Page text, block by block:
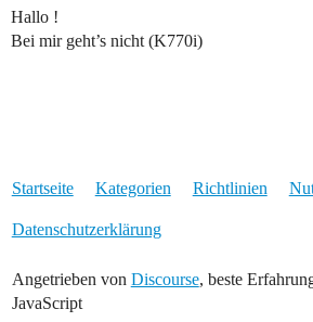
Hallo !
Bei mir geht’s nicht (K770i)
Startseite Kategorien Richtlinien
Datenschutzerklärung
Angetrieben von Discourse, beste
JavaScript